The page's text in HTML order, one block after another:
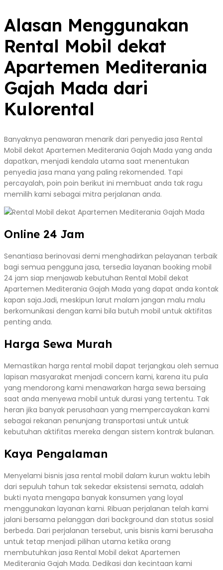
Alasan Menggunakan
Rental Mobil dekat
Apartemen Mediterania
Gajah Mada dari
Kulorental
Banyaknya penawaran menarik dari penyedia jasa Rental
Mobil dekat Apartemen Mediterania Gajah Mada yang anda
dapatkan, menjadi kendala utama saat menentukan
penyedia jasa mana yang paling rekomended. Tapi
percayalah, poin poin berikut ini membuat anda tak ragu
memilih kami sebagai mitra perjalanan anda.
Online 24 Jam
Senantiasa berinovasi demi menghadirkan pelayanan terbaik
bagi semua pengguna jasa, tersedia layanan booking mobil
24 jam siap menjawab kebutuhan Rental Mobil dekat
Apartemen Mediterania Gajah Mada yang dapat anda kontak
kapan saja.Jadi, meskipun larut malam jangan malu malu
berkomunikasi dengan kami bila butuh mobil untuk aktifitas
penting anda.
Harga Sewa Murah
Memastikan harga rental mobil dapat terjangkau oleh semua
lapisan masyarakat menjadi concern kami, karena itu pula
yang mendorong kami menawarkan harga sewa bersaing
saat anda menyewa mobil untuk durasi yang tertentu. Tak
heran jika banyak perusahaan yang mempercayakan kami
sebagai rekanan penunjang transportasi untuk untuk
kebutuhan aktifitas mereka dengan sistem kontrak bulanan.
Kaya Pengalaman
Menyelami bisnis jasa rental mobil dalam kurun waktu lebih
dari sepuluh tahun tak sekedar eksistensi semata, adalah
bukti nyata mengapa banyak konsumen yang loyal
menggunakan layanan kami. Ribuan perjalanan telah kami
jalani bersama pelanggan dari background dan status sosial
berbeda. Dari perjalanan tersebut, unis bisnis kami berusaha
untuk tetap menjadi pilihan utama ketika orang
membutuhkan jasa Rental Mobil dekat Apartemen
Mediterania Gajah Mada. Dedikasi dan kecintaan kami